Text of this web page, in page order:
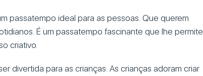
passatempo ideal para as pessoas. Que querem
É um passatempo fascinante que lhe permite
criativo.
divertida para as crianças. As crianças adoram criar